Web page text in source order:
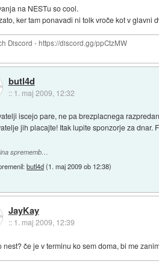
na NESTu so cool.
ker tam ponavadi ni tolk vroče kot v glavni
Discord - https://discord.gg/ppCtzMW
butl4d
:: 1. maj 2009, 12:32
iscejo pare, ne pa brezplacnega
jih placajte! Itak lupite sponzorje za dnar.
sprememb…
butl4d(1. maj 2009 ob 12:38)
JayKay
:: 1. maj 2009, 12:39
nest? če je v terminu ko sem doma, bi me